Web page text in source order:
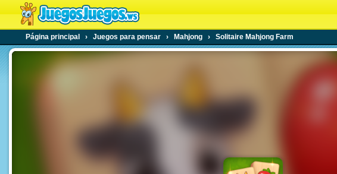
Página principal › Juegos para pensar › Mahjong › Solitaire Mahjong Farm